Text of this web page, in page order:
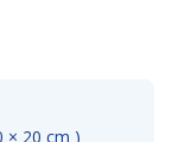
× 20 cm )